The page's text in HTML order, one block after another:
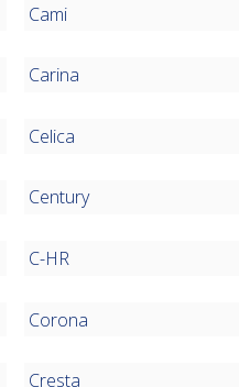
Cami
Carina
Celica
Century
C-HR
Corona
Cresta